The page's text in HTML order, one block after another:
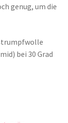
genug, um die
bei 30 Grad